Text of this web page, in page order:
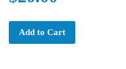
Add to Cart